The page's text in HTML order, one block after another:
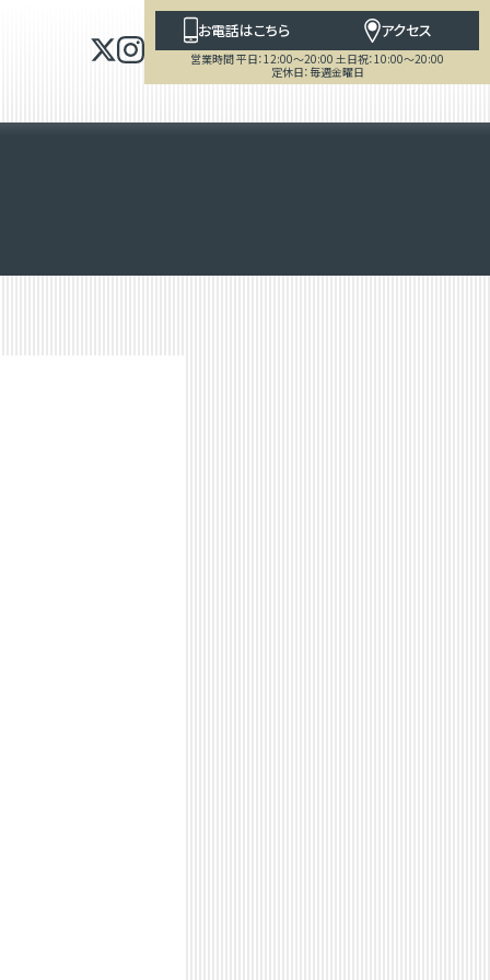
お電話はこちら アクセス
営業時間 平日：12:00～20:00 土日祝：10:00～20:00
定休日：毎週金曜日